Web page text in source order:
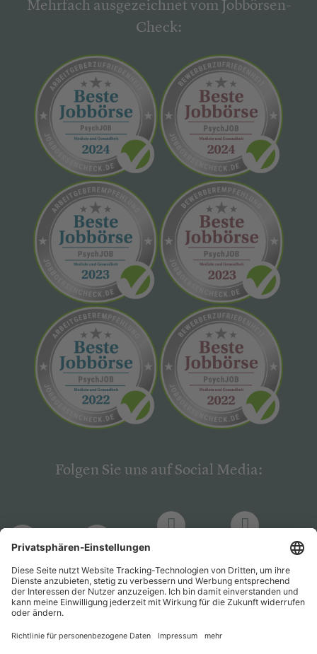
Mehrfach ausgezeichnet vom Jobbörsen-
Check:
Folgen Sie uns auf Social Media:
PsychJOB PsychJOB
Hogrefe
Verlag
Hogrefe
Verlag